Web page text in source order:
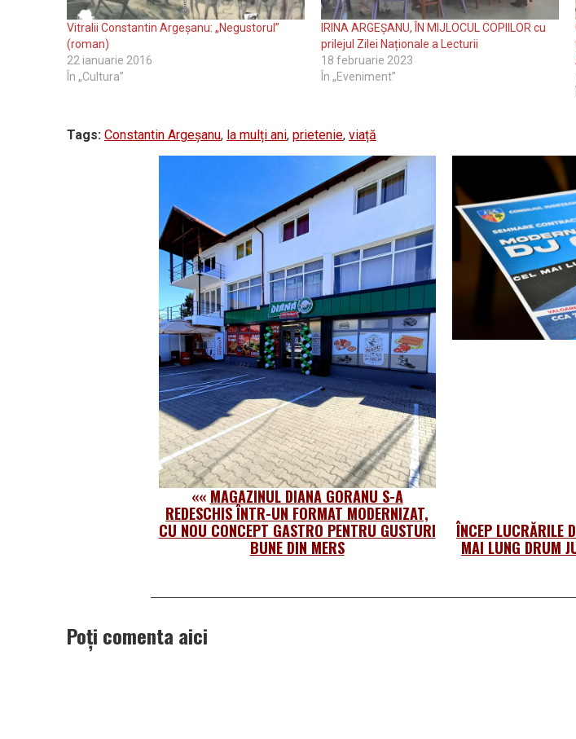
Vitralii Constantin Argeșanu: „Negustorul”
(roman)
22 ianuarie 2016
În „Cultura”
IRINA ARGEȘANU, ÎN MIJLOCUL COPIILOR cu
prilejul Zilei Naționale a Lecturii
18 februarie 2023
În „Eveniment”
Tags: Constantin Argeșanu, la mulți ani, prietenie, viață
«« MAGAZINUL DIANA GORANU S-A
REDESCHIS ÎNTR-UN FORMAT MODERNIZAT,
CU NOU CONCEPT GASTRO PENTRU GUSTURI
BUNE DIN MERS
ÎNCEP LUCRĂRILE
MAI LUNG DRUM
Poți comenta aici